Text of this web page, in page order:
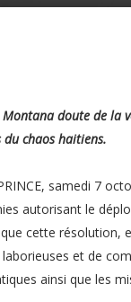
Montana doute de
chaos haitiens.
samedi 7
autorisant le
cette résolution,
et de
ainsi que les